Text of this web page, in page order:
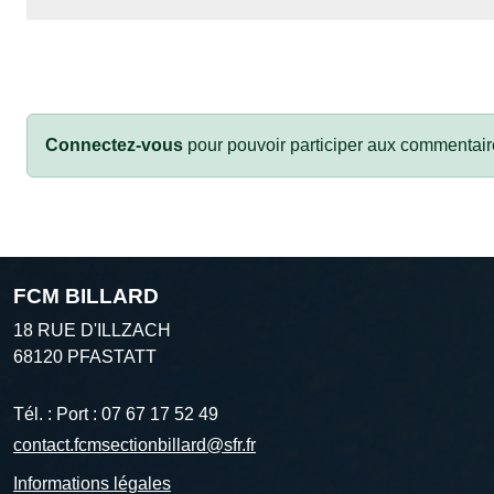
Connectez-vous pour pouvoir participer aux
FCM BILLARD
18 RUE D'ILLZACH
68120 PFASTATT
Tél. : Port : 07 67 17 52 49
contact.fcmsectionbillard@sfr.fr
Informations légales